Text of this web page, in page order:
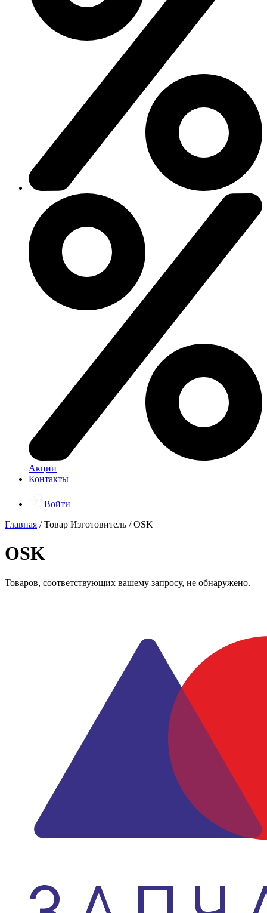
Акции
Контакты
Войти
Главная / Товар Изготовитель / OSK
OSK
Товаров, соответствующих вашему запросу, не обнаружено.